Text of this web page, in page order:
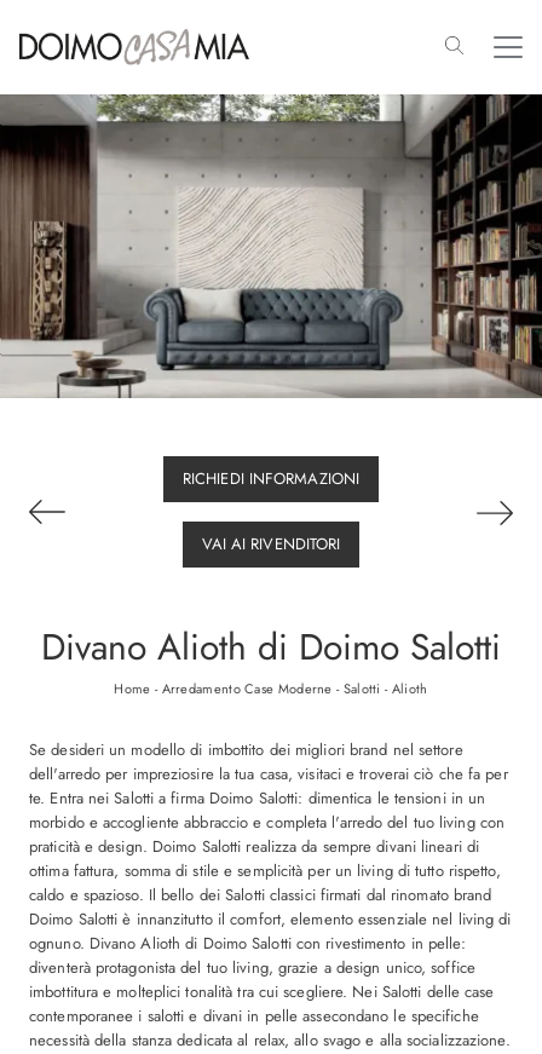
Se desideri un modello di imbottito dei migliori brand nel settore
dell'arredo per impreziosire la tua casa, visitaci e troverai ciò che fa per
te. Entra nei Salotti a firma Doimo Salotti: dimentica le tensioni in un
morbido e accogliente abbraccio e completa l'arredo del tuo living con
praticità e design. Doimo Salotti realizza da sempre divani lineari di
ottima fattura, somma di stile e semplicità per un living di tutto rispetto,
caldo e spazioso. Il bello dei Salotti classici firmati dal rinomato brand
Doimo Salotti è innanzitutto il comfort, elemento essenziale nel living di
ognuno. Divano Alioth di Doimo Salotti con rivestimento in pelle:
diventerà protagonista del tuo living, grazie a design unico, soffice
imbottitura e molteplici tonalità tra cui scegliere. Nei Salotti delle case
contemporanee i salotti e divani in pelle assecondano le specifiche
necessità della stanza dedicata al relax, allo svago e alla socializzazione.
RICHIEDI INFORMAZIONI
VAI AI RIVENDITORI
Divano Alioth di Doimo Salotti
Home -Arredamento Case Moderne -Salotti -Alioth